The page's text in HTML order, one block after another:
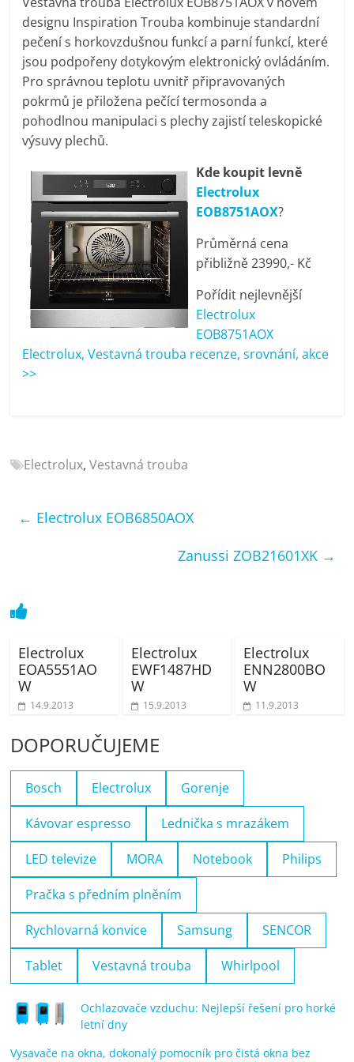
pračky,
televize,
notebooky,
mobilní
telefony,
kávovary,
bazény
Nejlepší
elektronika
porovnání
Elektro
televize,
telefony,
designu Inspiration Trouba kombinuje standardní
pečení s horkovzdušnou funkcí a parní funkcí, které
jsou podpořeny dotykovým elektronický ovládáním.
Pro správnou teplotu uvnitř připravovaných
pokrmů je přiložena pečící termosonda a
pohodlnou manipulaci s plechy zajistí teleskopické
výsuvy plechů.
Kde koupit levně
Electrolux
EOB8751AOX?
Průměrná cena
přibližně 23990,- Kč
Pořídit nejlevnější
Electrolux
EOB8751AOX
Electrolux, Vestavná trouba recenze, srovnání, akce
>>
Electrolux,Vestavná trouba
← Electrolux EOB6850AOX
Zanussi ZOB21601XK →
Electrolux
EOA5551AO
W
14.9.2013
Electrolux
EWF1487HD
W
15.9.2013
Electrolux
ENN2800BO
W
11.9.2013
DOPORUČUJEME
Bosch Electrolux Gorenje
Kávovar espresso Lednička s mrazákem
LED televize MORA Notebook Philips
Pračka s předním plněním
Rychlovarná konvice Samsung SENCOR
Tablet Vestavná trouba Whirlpool
Ochlazovače vzduchu: Nejlepší řešení pro horké
letní dny
Vysavače na okna, dokonalý pomocník pro čistá okna bez